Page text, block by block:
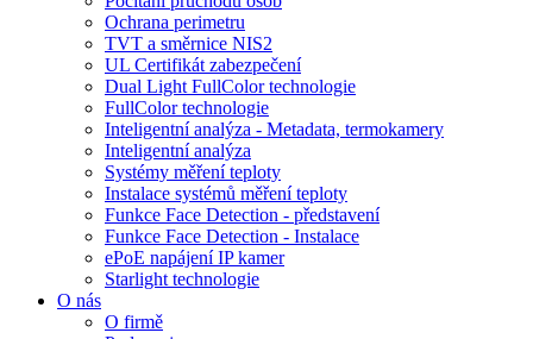
Ochrana perimetru
TVT a směrnice NIS2
UL Certifikát zabezpečení
Dual Light FullColor technologie
FullColor technologie
Inteligentní analýza - Metadata, termokamery
Inteligentní analýza
Systémy měření teploty
Instalace systémů měření teploty
Funkce Face Detection - představení
Funkce Face Detection - Instalace
ePoE napájení IP kamer
Starlight technologie
O nás
O firmě